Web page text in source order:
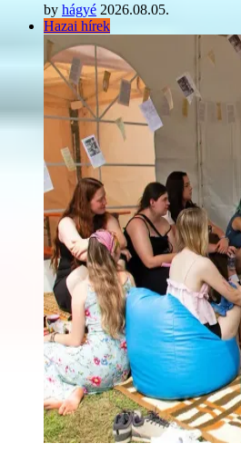
by hágyé 2026.08.05.
Hazai hírek